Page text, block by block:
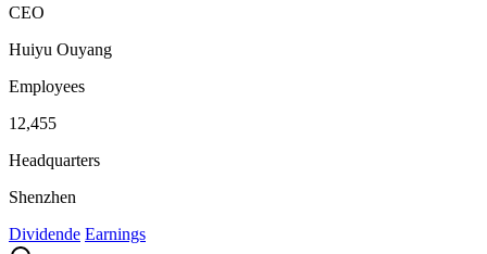
CEO
Huiyu Ouyang
Employees
12,455
Headquarters
Shenzhen
Dividende Earnings